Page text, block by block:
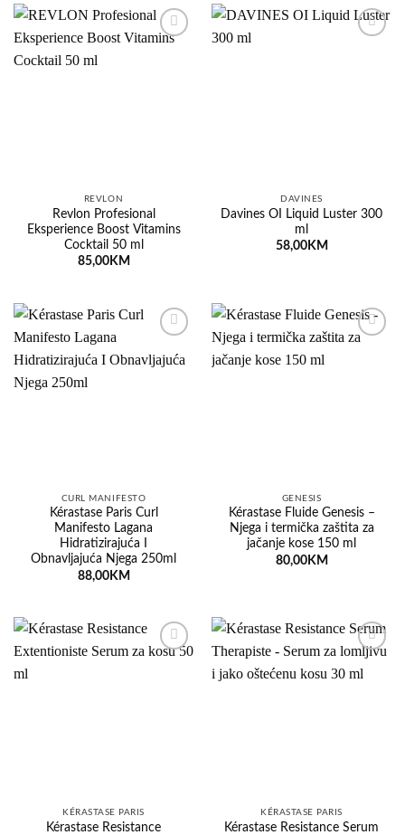
REVLON
Revlon Profesional
Eksperience Boost Vitamins
Cocktail 50 ml
85,00KM
DAVINES
Davines OI Liquid Luster 300
ml
58,00KM
na
CURL MANIFESTO
Kérastase Paris Curl
Manifesto Lagana
Hidratizirajuća I
Obnavljajuća Njega 250ml
88,00KM
GENESIS
Kérastase Fluide Genesis –
Njega i termička zaštita za
jačanje kose 150 ml
80,00KM
KÉRASTASE PARIS
Kérastase Resistance
KÉRASTASE PARIS
Kérastase Resistance Serum